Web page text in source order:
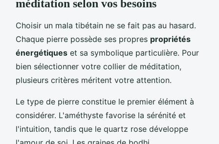
méditation selon vos besoins
Choisir un mala tibétain ne se fait pas au hasard.
Chaque pierre possède ses propres propriétés
énergétiques et sa symbolique particulière. Pour
bien sélectionner votre collier de méditation,
plusieurs critères méritent votre attention.
Le type de pierre constitue le premier élément à
considérer. L'améthyste favorise la sérénité et
l'intuition, tandis que le quartz rose développe